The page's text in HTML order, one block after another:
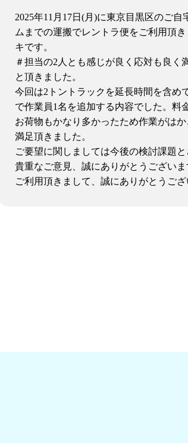
2025年11月17日(月)に東京目黒区のご
ムまでの運搬でレントラ便をご利用頂
キです。
＃担当の2人とも感じが良く応対も良く
と頂きました。
今回は2トントラックを延長時間を含め
で作業員1名を追加する内容でした。料
お荷物もかなり多かったため作業がは
満足頂きました。
ご要望に関しましては今後の検討課題と
貴重なご意見、誠にありがとうございま
ご利用頂きまして、誠にありがとうござ